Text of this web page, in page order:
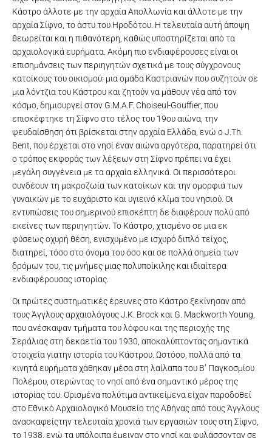
Κάστρο άλλοτε με την αρχαία Απολλωνία και άλλοτε με την
αρχαία Σίφνο, το άστυ του Ηροδότου. Η τελευταία αυτή άποψη
θεωρείται και η πιθανότερη, καθώς υποστηρίζεται από τα
αρχαιολογικά ευρήματα. Ακόμη πιο ενδιαφέρουσες είναι οι
επισημάνσεις των περιηγητών σχετικά με τους σύγχρονους
κατοίκους του οικισμού: μια ομάδα Καστριανών που συζητούν σε
μια λόντζια του Κάστρου και ζητούν να μάθουν νέα από τον
κόσμο, δημιουργεί στον G.M.A.F. Choiseul-Gouffier, που
επισκέφτηκε τη Σίφνο στο τέλος του 19ου αιώνα, την
ψευδαίσθηση ότι βρίσκεται στην αρχαία Ελλάδα, ενώ ο J.Th.
Bent, που έρχεται στο νησί έναν αιώνα αργότερα, παρατηρεί ότι
ο τρόπος εκφοράς των λέξεων στη Σίφνο πρέπει να έχει
μεγάλη συγγένεια με τα αρχαία ελληνικά. Οι περισσότεροι
συνδέουν τη μακροζωία των κατοίκων και την ομορφιά των
γυναικών με το ευχάριστο και υγιεινό κλίμα του νησιού. Οι
εντυπώσεις του σημερινού επισκέπτη δε διαφέρουν πολύ από
εκείνες των περιηγητών. Το Κάστρο, χτισμένο σε μια εκ
φύσεως οχυρή θέση, ενισχυμένο με ισχυρό διπλό τείχος,
διατηρεί, τόσο στο όνομα του όσο και σε πολλά σημεία των
δρόμων του, τις μνήμες μιας πολυποίκιλης και ιδιαίτερα
ενδιαφέρουσας ιστορίας.
Οι πρώτες συστηματικές έρευνες στο Κάστρο ξεκίνησαν από
τους Άγγλους αρχαιολόγους J.K. Brock και G. Mackworth Young,
που ανέσκαψαν τμήματα του λόφου και της περιοχής της
Σεράλιας στη δεκαετία του 1930, αποκαλύπτοντας σημαντικά
στοιχεία γιατην ιστορία του Κάστρου. Ωστόσο, πολλά από τα
κινητά ευρήματα χάθηκαν μέσα στη λαίλαπα του Β’ Παγκοσμίου
Πολέμου, στερώντας το νησί από ένα σημαντικό μέρος της
ιστορίας του. Ορισμένα πολύτιμα αντικείμενα είχαν παροδοθεί
στο Εθνικό Αρχαιολογικό Μουσείο της Αθήνας από τους Άγγλους
ανασκαφείςτην τελευταία χρονιά των εργασιών τους στη Σίφνο,
το 1938, ενώ τα υπόλοιπα έμειναν στο νησί και φυλάσσονταν σε